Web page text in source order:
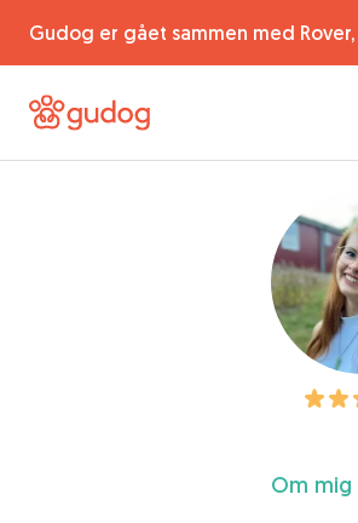
Gudog er gået sammen med Rover,
Om mig